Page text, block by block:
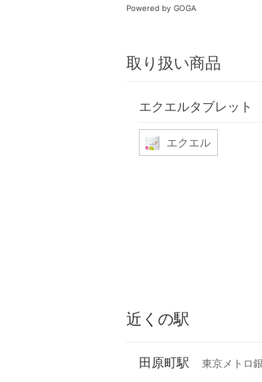
Powered by GOGA
取り扱い商品
エクエルタブレット
エクエル
近くの駅
田原町駅 東京メトロ